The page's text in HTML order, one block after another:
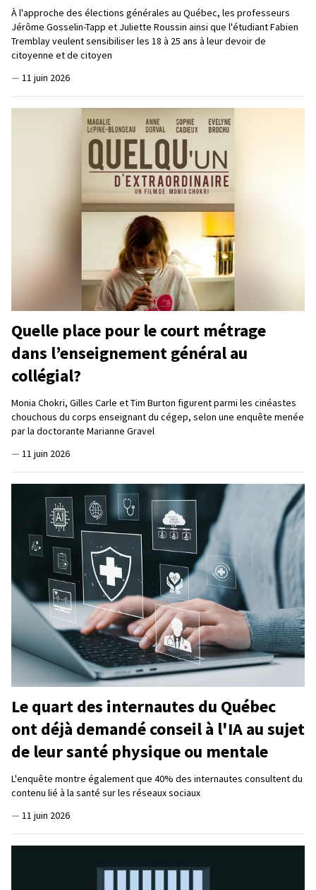
À l'approche des élections générales au Québec, les professeurs
Jérôme Gosselin-Tapp et Juliette Roussin ainsi que l'étudiant Fabien
Tremblay veulent sensibiliser les 18 à 25 ans à leur devoir de
citoyenne et de citoyen
— 11 juin 2026
Quelle place pour le court métrage
dans l’enseignement général au
collégial?
Monia Chokri, Gilles Carle et Tim Burton figurent parmi les cinéastes
chouchous du corps enseignant du cégep, selon une enquête menée
par la doctorante Marianne Gravel
— 11 juin 2026
Le quart des internautes du Québec
ont déjà demandé conseil à l'IA au sujet
de leur santé physique ou mentale
L'enquête montre également que 40% des internautes consultent du
contenu lié à la santé sur les réseaux sociaux
— 11 juin 2026